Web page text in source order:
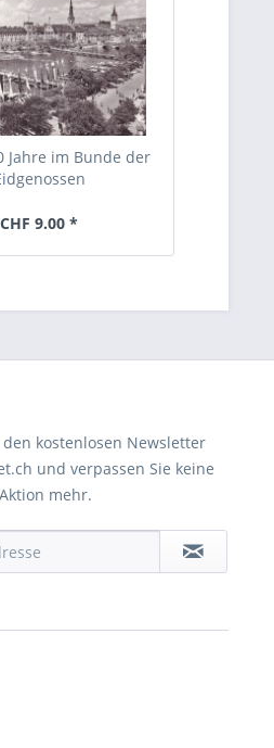
Jahre im Bunde der
CHF 9.00 *
kostenlosen Newsletter
und verpassen Sie keine
mehr.